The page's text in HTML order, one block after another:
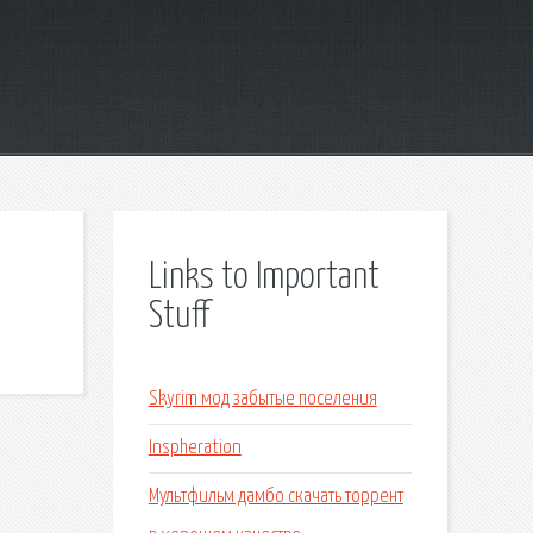
Links to Important
Stuff
Skyrim мод забытые поселения
Inspheration
Мультфильм дамбо скачать торрент